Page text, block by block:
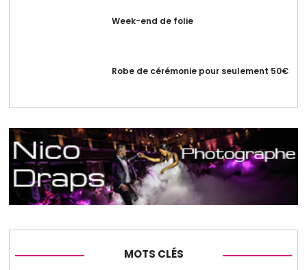
Week-end de folie
Robe de cérémonie pour seulement 50€
MOTS CLÉS